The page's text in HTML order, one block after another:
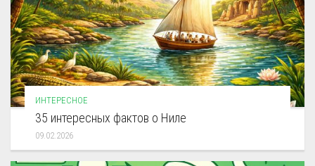
ИНТЕРЕСНОЕ
35 интересных фактов о Ниле
09.02.2026